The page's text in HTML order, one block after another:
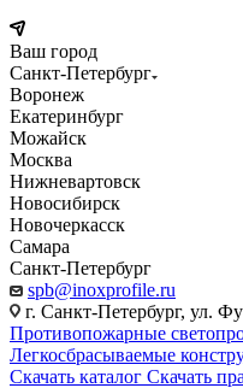
Ваш город
Санкт-Петербург
Воронеж
Екатеринбург
Можайск
Москва
Нижневартовск
Новосибирск
Новочеркасск
Самара
Санкт-Петербург
spb@inoxprofile.ru
г. Санкт-Петербург, ул.
Противопожарные
Легкосбрасываемые
Скачать каталог Скачать